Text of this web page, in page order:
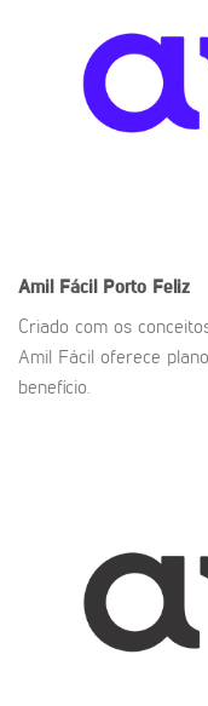
Amil Fácil Porto Feliz
Criado com os
Amil Fácil oferece
benefício.